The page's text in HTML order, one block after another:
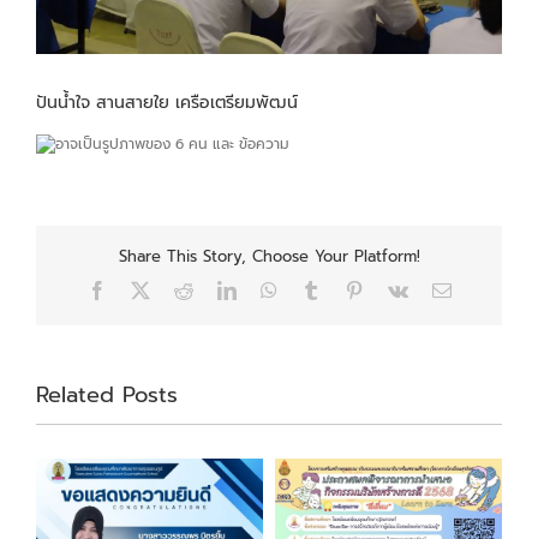
ปันน้ำใจ สานสายใย เครือเตรียมพัฒน์
Share This Story, Choose Your Platform!
Facebook RedditLinkedInWhatsApp
Tumblr Pinterest
Vk Email
Related Posts